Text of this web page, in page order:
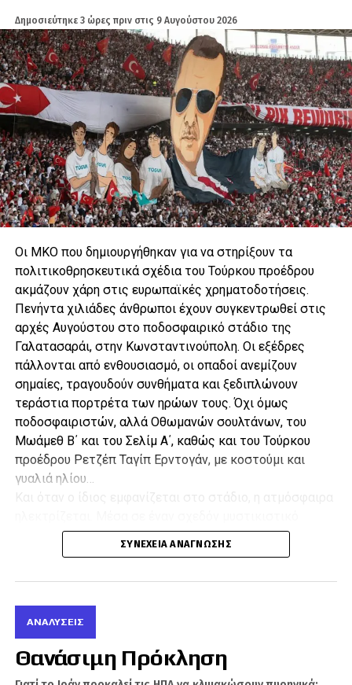
Δημοσιεύτηκε 3 ώρες πριν στις 9 Αυγούστου 2026
Οι ΜΚΟ που δημιουργήθηκαν για να στηρίξουν τα
πολιτικοθρησκευτικά σχέδια του Τούρκου προέδρου
ακμάζουν χάρη στις ευρωπαϊκές χρηματοδοτήσεις.
Πενήντα χιλιάδες άνθρωποι έχουν συγκεντρωθεί στις
αρχές Αυγούστου στο ποδοσφαιρικό στάδιο της
Γαλατασαράι, στην Κωνσταντινούπολη. Οι εξέδρες
πάλλονται από ενθουσιασμό, οι οπαδοί ανεμίζουν
σημαίες, τραγουδούν συνθήματα και ξεδιπλώνουν
τεράστια πορτρέτα των ηρώων τους. Όχι όμως
ποδοσφαιριστών, αλλά Οθωμανών σουλτάνων, του
Μωάμεθ Β΄ και του Σελίμ Α΄, καθώς και του Τούρκου
προέδρου Ρετζέπ Ταγίπ Ερντογάν, με κοστούμι και
γυαλιά ηλίου…
ενθουσιασμό και μια προσωπολατρία αντάξια των
σατραπών της Κεντρικής Ασίας, ο «Ρέις» σφίγγει χέρια,
του. «Στέκομαι περήφανα στο πλευρό αυτής της
νεολαίας, μαζί με τους σουλτάνους». Στη συνέχεια
απευθύνεται στο κοινό του για περίπου μισή ώρα.
Μια «ευσεβής γενιά»
ΣΥΝΈΧΕΙΑ ΑΝΆΓΝΩΣΗΣ
ΑΝΑΛΎΣΕΙΣ
Θανάσιμη Πρόκληση